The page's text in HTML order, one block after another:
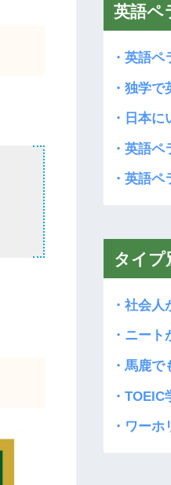
英語ペ
・英語
・独学
・日本
・英語
・英語
タイプ
・社会
・ニー
・馬鹿
・
・ワー